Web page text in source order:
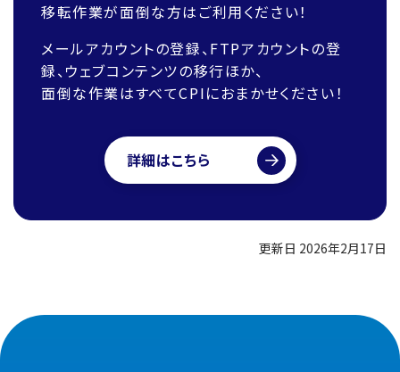
移転作業が面倒な方はご利用ください！
メールアカウントの登録、FTPアカウントの登
録、ウェブコンテンツの移行ほか、
面倒な作業はすべてCPIにおまかせください！
詳細はこちら
更新日 2026年2月17日